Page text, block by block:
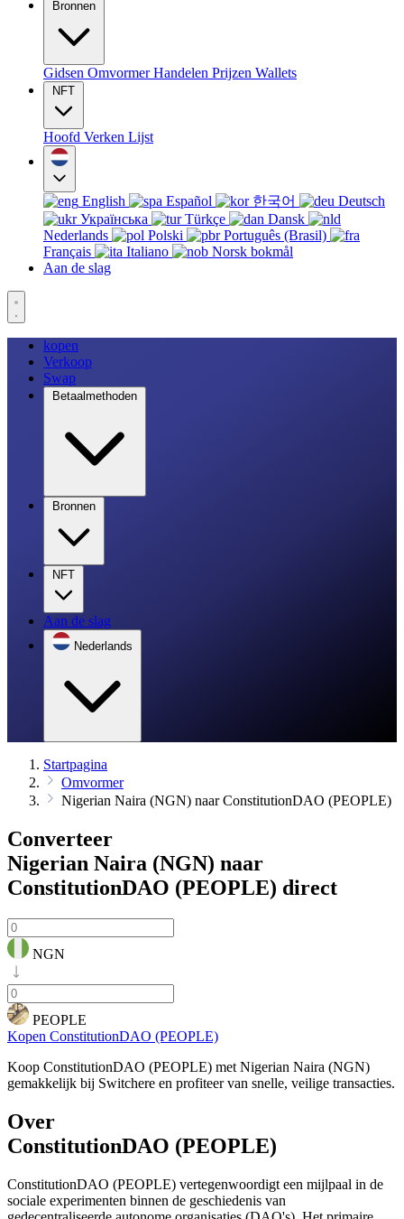
Bronnen
Gidsen OmvormerHandelen Prijzen Wallets
NFT
Hoofd Verken Lijst
English Español 한국어
Deutsch
Українська
Türkçe
Dansk
Nederlands
Polski
Português (Brasil)
Français
Italiano
Norsk bokmål
Aan de slag
kopen
Verkoop
Swap
Betaalmethoden
Bronnen
NFT
Aan de slag
Nederlands
Startpagina
Omvormer
Nigerian Naira (NGN) naar ConstitutionDAO (PEOPLE)
Converteer
Nigerian Naira (NGN) naar
ConstitutionDAO (PEOPLE) direct
NGN
PEOPLE
Kopen ConstitutionDAO (PEOPLE)
Koop ConstitutionDAO (PEOPLE) met Nigerian Naira (NGN)
gemakkelijk bij Switchere en profiteer van snelle, veilige transacties.
Over
ConstitutionDAO (PEOPLE)
ConstitutionDAO (PEOPLE) vertegenwoordigt een mijlpaal in de
sociale experimenten binnen de geschiedenis van